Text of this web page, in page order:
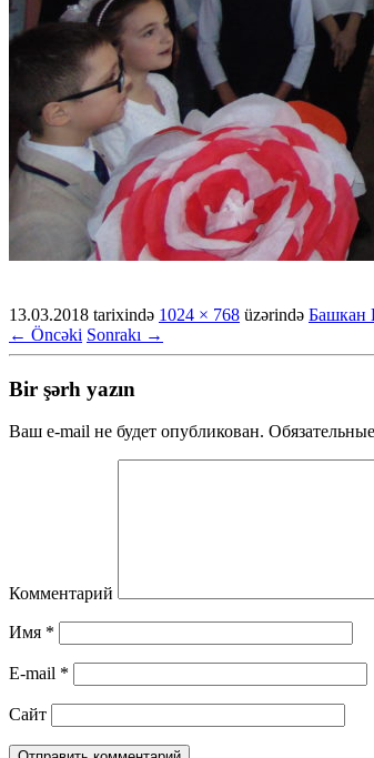
13.03.2018 tarixində 1024 × 768 üzərində Башкан
← Öncəki Sonrakı →
Bir şərh yazın
Ваш e-mail не будет опубликован.
Комментарий
Имя *
E-mail *
Сайт